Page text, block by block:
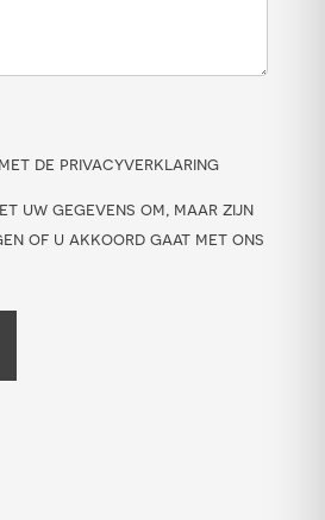
de privacyverklaring
uw gegevens om, maar zijn
of u akkoord gaat met ons